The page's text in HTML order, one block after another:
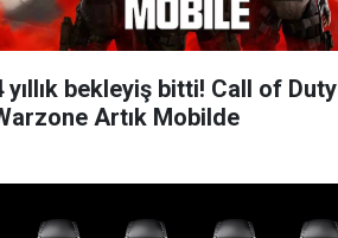
yıllık bekleyiş bitti! Call of Duty
Artık Mobilde